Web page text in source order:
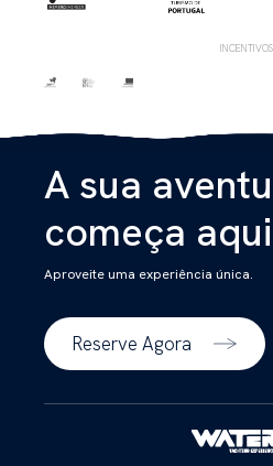
INCENTIVOS
A sua
começa
Aproveite uma experiência única.
Reserve Agora